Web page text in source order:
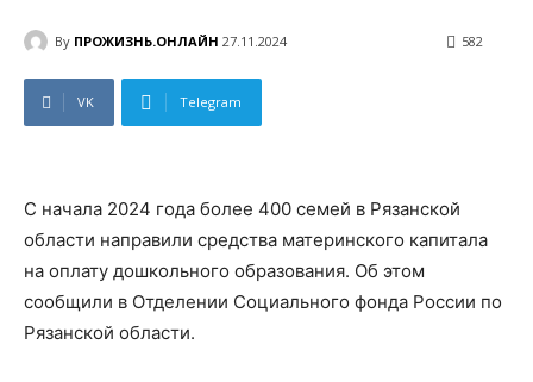
By ПРОЖИЗНЬ.ОНЛАЙН 27.11.2024 582
VK Telegram
С начала 2024 года более 400 семей в Рязанской
области направили средства материнского капитала
на оплату дошкольного образования. Об этом
сообщили в Отделении Социального фонда России по
Рязанской области.